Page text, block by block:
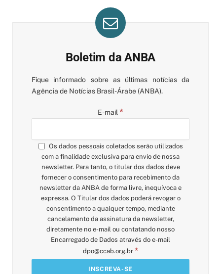
Boletim da ANBA
Fique informado sobre as últimas notícias da
Agência de Notícias Brasil-Árabe (ANBA).
E-mail *
Os dados pessoais coletados serão utilizados
com a finalidade exclusiva para envio de nossa
newsletter. Para tanto, o titular dos dados deve
fornecer o consentimento para recebimento da
newsletter da ANBA de forma livre, inequívoca e
expressa. O Titular dos dados poderá revogar o
consentimento a qualquer tempo, mediante
cancelamento da assinatura da newsletter,
diretamente no e-mail ou contatando nosso
Encarregado de Dados através do e-mail
dpo@ccab.org.br *